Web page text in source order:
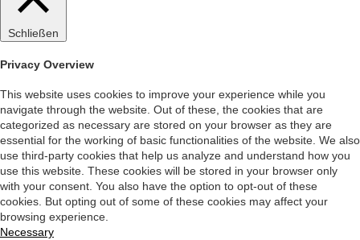
Schließen
Privacy Overview
This website uses cookies to improve your experience while you
navigate through the website. Out of these, the cookies that are
categorized as necessary are stored on your browser as they are
essential for the working of basic functionalities of the website. We also
use third-party cookies that help us analyze and understand how you
use this website. These cookies will be stored in your browser only
with your consent. You also have the option to opt-out of these
cookies. But opting out of some of these cookies may affect your
browsing experience.
Necessary